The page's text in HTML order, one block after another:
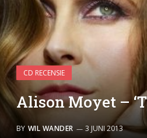
CD RECENSIE
Alison Moyet –
BY WIL WANDER 3 JUNI 2013